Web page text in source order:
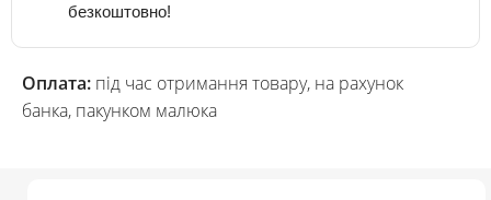
безкоштовно!
Оплата: під час отримання товару, на рахунок
банка, пакунком малюка